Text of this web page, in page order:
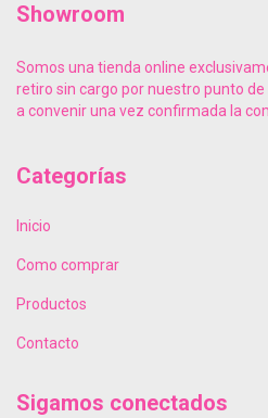
Showroom
Somos una tienda online
retiro sin cargo por nuestro punto
a convenir una vez confirmada la
Categorías
Inicio
Como comprar
Productos
Contacto
Sigamos conectados